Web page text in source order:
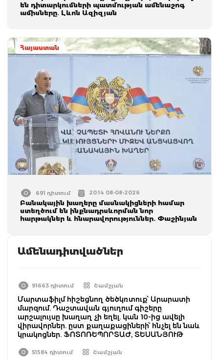
են դիտարկումների պատմության ամենաշոգ
ամիսները․ Լևոն Ազիզյան
Հայաստան
691 դիտում 20:14 08-08-2026
Բանակային խաղերը մասնակիցների համար
ստեղծում են ինքնադրսևորման նոր
հարթակներ և հնարավորություններ. Փաշինյան
Ամենադիտվածներ
91663 դիտում Շամշյան
Մարտաֆիլմ հիշեցնող ծեծկռտուք՝ Արարատի
մարզում. Դաշտավան գյուղում գիշերը
արշալույսը խաղաղ չի եղել. կան 10-ից ավելի
վիրավորներ. ըստ քաղաքացիների՝ հնչել են նաև
կրակոցներ. ՖՈՏՈՌԵՊՈՐՏԱԺ, ՏԵՍԱՆՅՈՒԹ
51584 դիտում Շամշյան